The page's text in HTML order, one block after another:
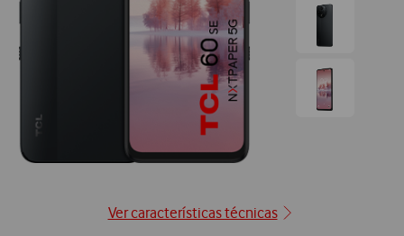
posição1
posição2
Ir
Ver características técnicas